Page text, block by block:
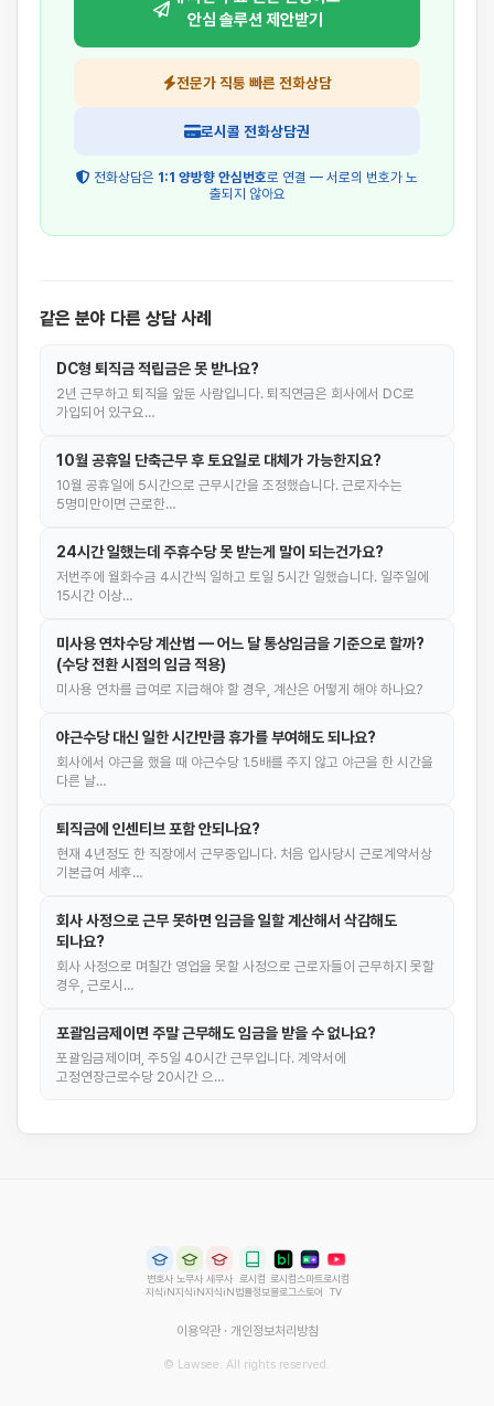
안심 솔루션 제안받기
전문가 직통 빠른 전화상담
로시콜 전화상담권
전화상담은 1:1 양방향 안심번호로 연결 — 서로의 번호가 노
출되지 않아요
같은 분야 다른 상담 사례
DC형 퇴직금 적립금은 못 받나요?
2년 근무하고 퇴직을 앞둔 사람입니다. 퇴직연금은 회사에서 DC로
가입되어 있구요…
10월 공휴일 단축근무 후 토요일로 대체가 가능한지요?
10월 공휴일에 5시간으로 근무시간을 조정했습니다. 근로자수는
5명미만이면 근로한…
24시간 일했는데 주휴수당 못 받는게 말이 되는건가요?
저번주에 월화수금 4시간씩 일하고 토일 5시간 일했습니다. 일주일에
15시간 이상…
미사용 연차수당 계산법 — 어느 달 통상임금을 기준으로 할까?
(수당 전환 시점의 임금 적용)
미사용 연차를 급여로 지급해야 할 경우, 계산은 어떻게 해야 하나요?
야근수당 대신 일한 시간만큼 휴가를 부여해도 되나요?
회사에서 야근을 했을 때 야근수당 1.5배를 주지 않고 야근을 한 시간을
다른 날…
퇴직금에 인센티브 포함 안되나요?
현재 4년정도 한 직장에서 근무중입니다. 처음 입사당시 근로계약서상
기본급여 세후…
회사 사정으로 근무 못하면 임금을 일할 계산해서 삭감해도
되나요?
회사 사정으로 며칠간 영업을 못할 사정으로 근로자들이 근무하지 못할
경우, 근로시…
포괄임금제이면 주말 근무해도 임금을 받을 수 없나요?
포괄임금제이며, 주5일 40시간 근무입니다. 계약서에
고정연장근로수당 20시간 으…
변호사
지식iN
노무사
지식iN
세무사
지식iN
로시컴
법률정보
로시컴
블로그
스마트
스토어
로시컴
TV
이용약관· 개인정보처리방침
© Lawsee. All rights reserved.